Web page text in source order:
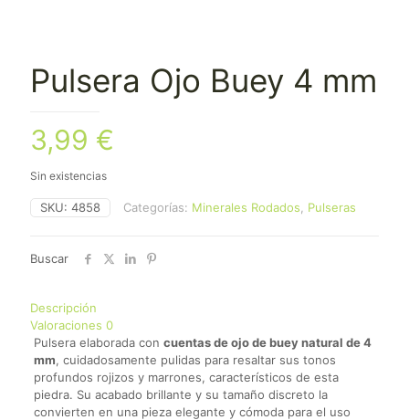
Pulsera Ojo Buey 4 mm
3,99 €
Sin existencias
SKU: 4858 Categorías: Minerales Rodados Pulseras
Buscar
Descripción
Valoraciones 0
Pulsera elaborada con cuentas de ojo de buey natural de 4
mm, cuidadosamente pulidas para resaltar sus tonos
profundos rojizos y marrones, característicos de esta
piedra. Su acabado brillante y su tamaño discreto la
convierten en una pieza elegante y cómoda para el uso